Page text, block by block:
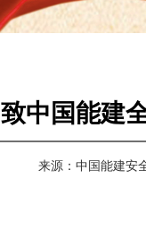
致中国能建
来源： 中国能建安